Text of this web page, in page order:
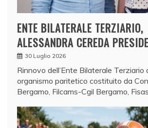
ENTE BILATERALE TERZIARIO,
ALESSANDRA CEREDA
30 Luglio 2026
Rinnovo dell’Ente Bilaterale Terziario
organismo paritetico costituito da
Bergamo, Filcams-Cgil Bergamo,